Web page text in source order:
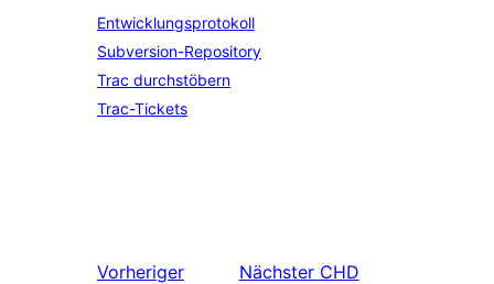
Entwicklungsprotokoll
Subversion-Repository
Trac durchstöbern
Trac-Tickets
Vorheriger
Nächster CHD